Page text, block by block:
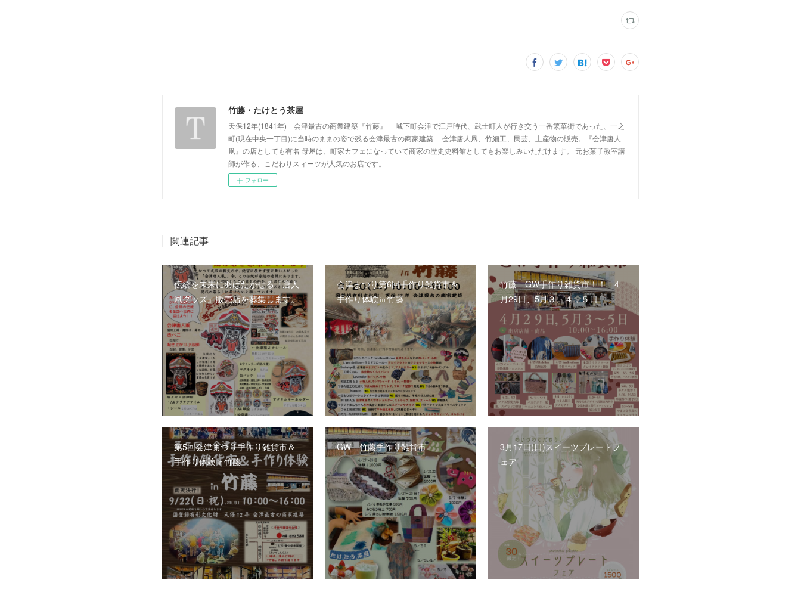
竹藤・たけとう茶屋
天保12年(1841年) 会津最古の商業建築『竹藤』 城下町会津で江戸時代、武士町人が行き交う一番繁華街であった、一之
町(現在中央一丁目)に当時のままの姿で残る会津最古の商家建築 会津唐人凧、竹細工、民芸、土産物の販売。『会津唐人
凧』の店としても有名 母屋は、町家カフェになっていて商家の歴史史料館としてもお楽しみいただけます。 元お菓子教室講
師が作る、こだわりスィーツが人気のお店です。
フォロー
関連記事
伝統を未来に羽ばたかせる『唐人
凧グッズ』販売店を募集します。
会津まつり第6回手作り雑貨市＆
手作り体験㏌竹藤
竹藤 GW手作り雑貨市！！ 4
月29日、5月３、４，５日
第5回会津まつり手作り雑貨市＆
手作り体験㏌竹藤
GW 竹藤手作り雑貨市
3月17日(日)スイーツプレートフ
ェア